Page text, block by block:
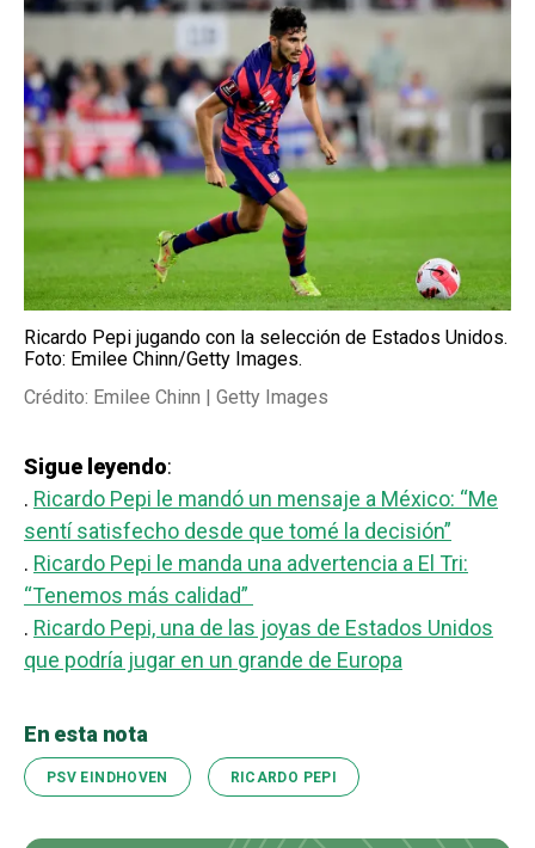
Ricardo Pepi jugando con la selección de Estados Unidos.
Foto: Emilee Chinn/Getty Images.
Crédito: Emilee Chinn | Getty Images
Sigue leyendo:
. Ricardo Pepi le mandó un mensaje a México: “Me
sentí satisfecho desde que tomé la decisión”
. Ricardo Pepi le manda una advertencia a El Tri:
“Tenemos más calidad”
. Ricardo Pepi, una de las joyas de Estados Unidos
que podría jugar en un grande de Europa
En esta nota
PSV EINDHOVEN RICARDO PEPI